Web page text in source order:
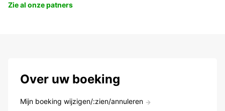
Zie al onze patners
Over uw boeking
Mijn boeking wijzigen/:zien/annuleren